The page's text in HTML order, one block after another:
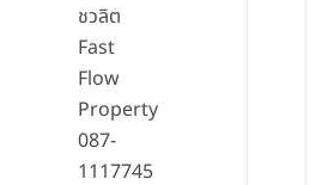
ชวลิต
Fast
Flow
Property
087-
1117745